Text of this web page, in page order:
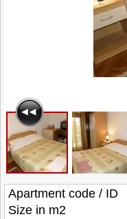
Apartment code / ID
Size in m2